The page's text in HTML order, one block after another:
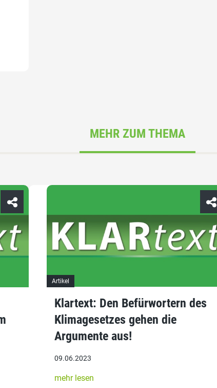
MEHR ZUM THEMA
Artikel
Klartext: Den Befürwortern des
Klimagesetzes gehen die
Argumente aus!
09.06.2023
mehr lesen